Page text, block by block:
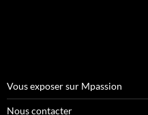
Vous exposer sur Mpassion
Nous contacter